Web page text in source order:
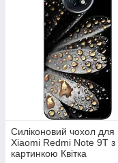
Силіконовий чохол для
Xiaomi Redmi Note 9T з
картинкою Квітка